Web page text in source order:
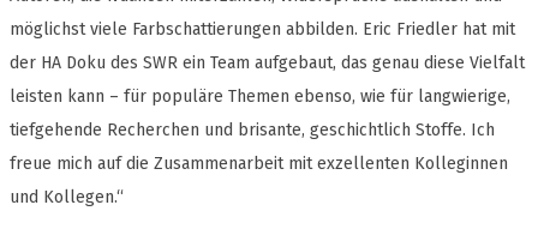
möglichst viele Farbschattierungen abbilden. Eric Friedler hat mit
der HA Doku des SWR ein Team aufgebaut, das genau diese Vielfalt
leisten kann – für populäre Themen ebenso, wie für langwierige,
tiefgehende Recherchen und brisante, geschichtlich Stoffe. Ich
freue mich auf die Zusammenarbeit mit exzellenten Kolleginnen
und Kollegen.“